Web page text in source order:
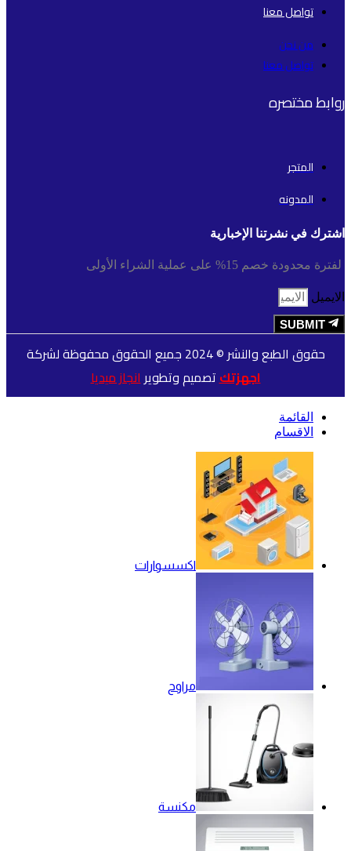
تواصل معنا
من نحن
تواصل معنا
روابط مختصره
المتجر
المدونه
اشترك في نشرتنا الإخبارية
لفترة محدودة خصم 15% على عملية الشراء الأولى
الايميل
SUBMIT
حقوق الطبع والنشر © 2024 جميع الحقوق محفوظة لشركة
اجهزتكتصميم وتطويرانجاز ميديا
القائمة
الاقسام
اكسسوارات
مراوح
مكنسة